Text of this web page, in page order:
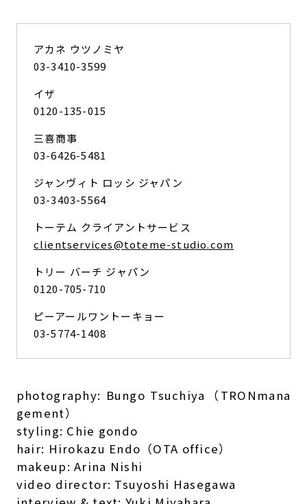
アカネ ウツノミヤ
03-3410-3599
イザ
0120-135-015
三喜商事
03-6426-5481
ジャンヴィト ロッシ ジャパン
03-3403-5564
トーテム クライアントサービス
clientservices@toteme-studio.com
トリー バーチ ジャパン
0120-705-710
ピーアールワントーキョー
03-5774-1408
photography: Bungo Tsuchiya（TRONmana
gement）
styling: Chie gondo
hair: Hirokazu Endo（OTA office）
makeup: Arina Nishi
video director: Tsuyoshi Hasegawa